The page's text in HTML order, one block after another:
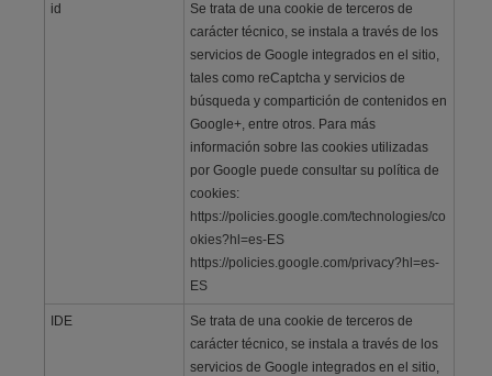
id
Se trata de una cookie de terceros de
carácter técnico, se instala a través de los
servicios de Google integrados en el sitio,
tales como reCaptcha y servicios de
búsqueda y compartición de contenidos en
Google+, entre otros. Para más
información sobre las cookies utilizadas
por Google puede consultar su política de
cookies:
https://policies.google.com/technologies/co
okies?hl=es-ES
https://policies.google.com/privacy?hl=es-
ES
IDE
Se trata de una cookie de terceros de
carácter técnico, se instala a través de los
servicios de Google integrados en el sitio,